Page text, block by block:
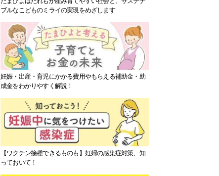
ブルなこどものミライの実現をめざします
妊娠・出産・育児にかかる費用やもらえる補助金・助
成金をわかりやすく解説！
【ワクチン接種できるものも】妊婦の感染症対策、知
っておいて！